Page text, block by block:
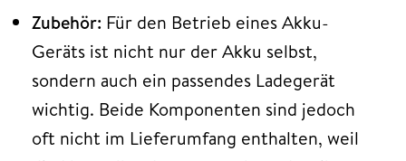
Zubehör: Für den Betrieb eines Akku-
Geräts ist nicht nur der Akku selbst,
sondern auch ein passendes Ladegerät
wichtig. Beide Komponenten sind jedoch
oft nicht im Lieferumfang enthalten, weil